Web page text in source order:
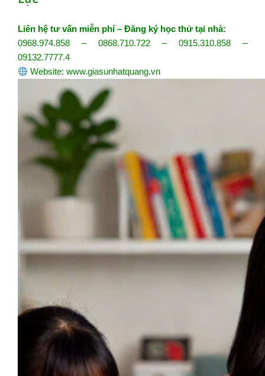
Liên hệ tư vấn miễn phí – Đăng ký học thử tại nhà:
0968.974.858 – 0868.710.722 – 0915.310.858 –
09132.7777.4
Website:www.giasunhatquang.vn